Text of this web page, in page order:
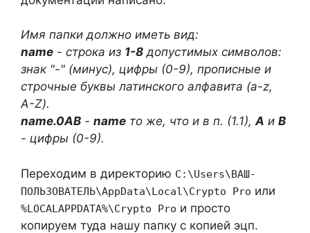
Имя папки должно иметь вид:
name - строка из 1-8 допустимых символов:
знак "-" (минус), цифры (0-9), прописные и
строчные буквы латинского алфавита (a-z,
A-Z).
name.0AB - name то же, что и в п. (1.1),A и B
- цифры (0-9).
Переходим в директорию C:\Users\ВАШ-
ПОЛЬЗОВАТЕЛЬ\AppData\Local\Crypto Pro или
%LOCALAPPDATA%\Crypto Pro и просто
копируем туда нашу папку с копией эцп.